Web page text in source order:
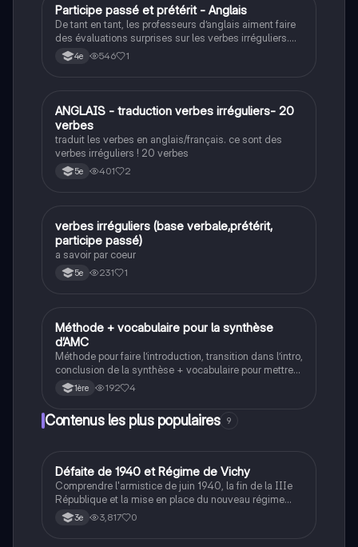
PAnglais
Participe passé et prétérit - Anglais
De tant en tant, les professeurs d’anglais aiment faire
des évaluations surprises sur les verbes irréguliers.
Ce quiz va vous aidez à réviser quelques verbes
irréguliers.
4e 546 1
AAnglais
ANGLAIS - traduction verbes irréguliers- 20
verbes
traduit les verbes en anglais/français. ce sont des
verbes irréguliers ! 20 verbes
5e 401 2
VAnglais
verbes irréguliers (base verbale,prétérit,
participe passé)
a savoir par coeur
5e 231 1
Anglais
Méthode + vocabulaire pour la synthèse
d’AMC
Méthode pour faire l’introduction, transition dans l’intro,
conclusion de la synthèse + vocabulaire pour mettre
en valeur, représenter, dire, similitude, contraire,
concession, cause, conséquence, exemple, ajout,
1ère 192 4
Contenus les plus populaires 9
DHistoire
Défaite de 1940 et Régime de Vichy
Comprendre l'armistice de juin 1940, la fin de la IIIe
République et la mise en place du nouveau régime
autoritaire de Philippe Pétain.
3e 3,817 0